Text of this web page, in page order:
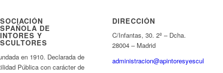
DE
Y
en 1910. Declarada de
Pública con carácter de
DIRECCIÓN
C/Infantas, 30. 2º – Dcha.
28004 – Madrid
administracion@apintoresyescultores.es